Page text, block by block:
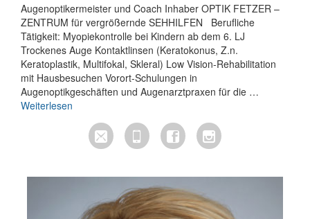
Augenoptikermeister und Coach Inhaber OPTIK FETZER –
ZENTRUM für vergrößernde SEHHILFEN Berufliche
Tätigkeit: Myopiekontrolle bei Kindern ab dem 6. LJ
Trockenes Auge Kontaktlinsen (Keratokonus, Z.n.
Keratoplastik, Multifokal, Skleral) Low Vision-Rehabilitation
mit Hausbesuchen Vorort-Schulungen in
Augenoptikgeschäften und Augenarztpraxen für die …
Weiterlesen